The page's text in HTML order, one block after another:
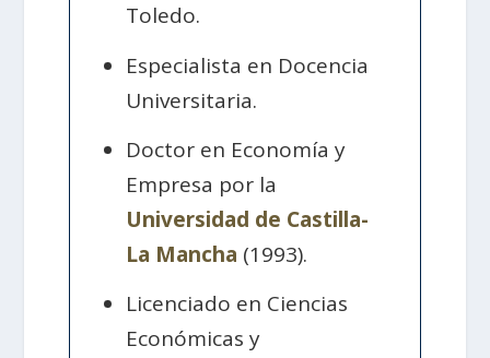
Toledo.
Especialista en Docencia
Universitaria.
Doctor en Economía y
Empresa por la
Universidad de Castilla-
La Mancha (1993).
Licenciado en Ciencias
Económicas y